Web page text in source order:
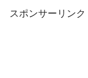
スポンサーリンク